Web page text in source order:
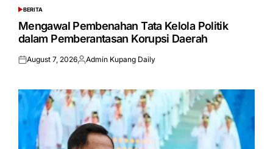
POSTED
IN
BERITA
Mengawal Pembenahan Tata Kelola Politik
dalam Pemberantasan Korupsi Daerah
Posted
August 7, 2026Posted
Admin Kupang Daily